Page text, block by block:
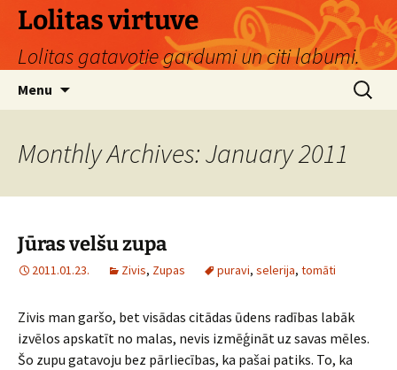
Skip
content
Lolitas virtuve
Lolitas gatavotie gardumi un citi labumi.
Menu
Search
for:
Monthly Archives: January 2011
Jūras velšu zupa
2011.01.23. Zivis, Zupas puravi, selerija, tomāti
Zivis man garšo, bet visādas citādas ūdens radības labāk
izvēlos apskatīt no malas, nevis izmēģināt uz savas mēles.
Šo zupu gatavoju bez pārliecības, ka pašai patiks. To, ka